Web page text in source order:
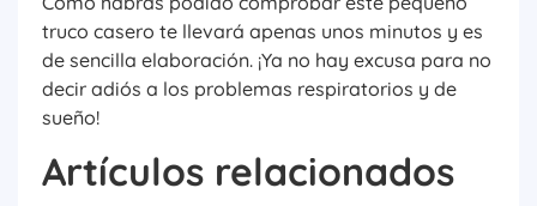
truco casero te llevará apenas unos minutos y es
de sencilla elaboración. ¡Ya no hay excusa para no
decir adiós a los problemas respiratorios y de
sueño!
Artículos relacionados